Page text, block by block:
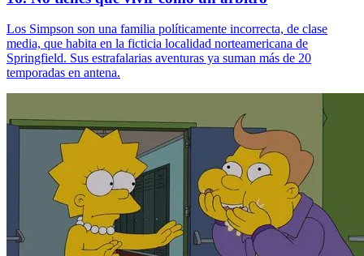
Los Simpson son una familia políticamente incorrecta, de clase
media, que habita en la ficticia localidad norteamericana de
Springfield. Sus estrafalarias aventuras ya suman más de 20
temporadas en antena.